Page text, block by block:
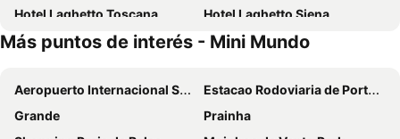
Hotel Laghetto Toscana
Hotel Laghetto Siena
Hotel Laghetto Gramado
Hotel Serra Nevada
Laghetto Canela
Hotel Laghetto Pedras Altas
Hotel Fioreze Origem
Sky Ville Canela Hotel
Más puntos de interés - Mini Mundo
Aeropuerto Internacional Salgado Filho
Estacao Rodoviaria de Porto Alegre
Grande
Prainha